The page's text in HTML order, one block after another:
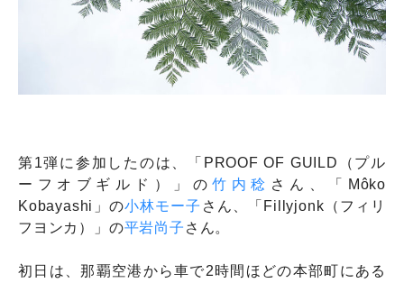
第1弾に参加したのは、「PROOF OF GUILD（プル
ーフオブギルド）」の竹内稔 さん、「Môko
Kobayashi」の小林モー子 さん、「Fillyjonk（フィリ
フヨンカ）」の平岩尚子 さん。
初日は、那覇空港から車で2時間ほどの本部町にある